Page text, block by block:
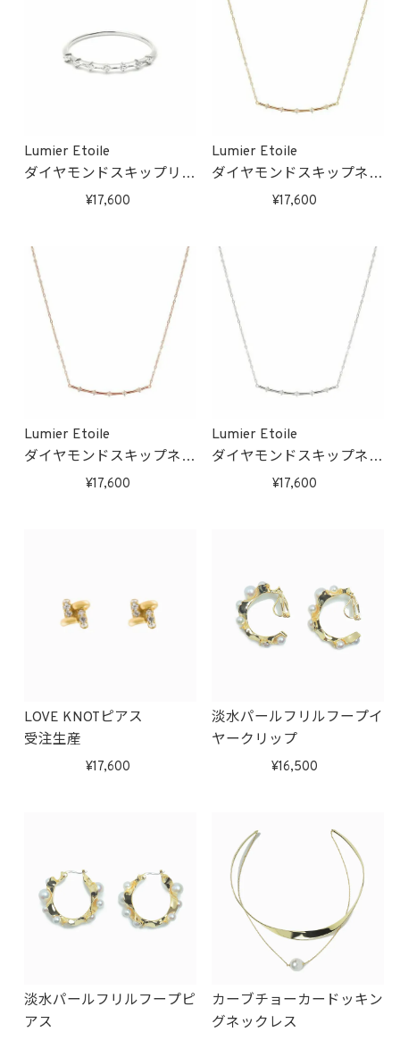
Lumier Etoile
ダイヤモンドスキップリン
グ(ホワイトゴールド)
17,600
Lumier Etoile
ダイヤモンドスキップネッ
クレス(ゴールド)
17,600
Lumier Etoile
ダイヤモンドスキップネッ
クレス(ピンクゴールド)
17,600
Lumier Etoile
ダイヤモンドスキップネッ
クレス(ホワイトゴールド)
17,600
LOVE KNOTピアス
受注生産
17,600
淡水パールフリルフープイ
ヤークリップ
16,500
淡水パールフリルフープピ
アス
カーブチョーカードッキン
グネックレス